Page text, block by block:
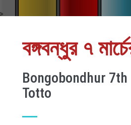
বঙ্গবন্ধুর ৭
Bongobondhur 7th
Totto